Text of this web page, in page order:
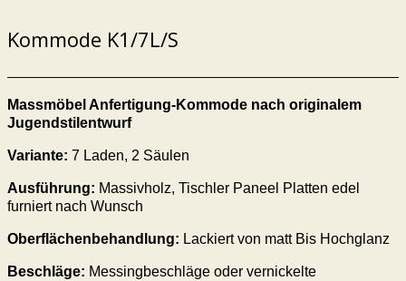
Kommode K1/7L/S
Massmöbel Anfertigung-Kommode nach originalem
Jugendstilentwurf
Variante: 7 Laden, 2 Säulen
Ausführung: Massivholz, Tischler Paneel Platten edel
furniert nach Wunsch
Oberflächenbehandlung: Lackiert von matt Bis Hochglanz
Beschläge: Messingbeschläge oder vernickelte